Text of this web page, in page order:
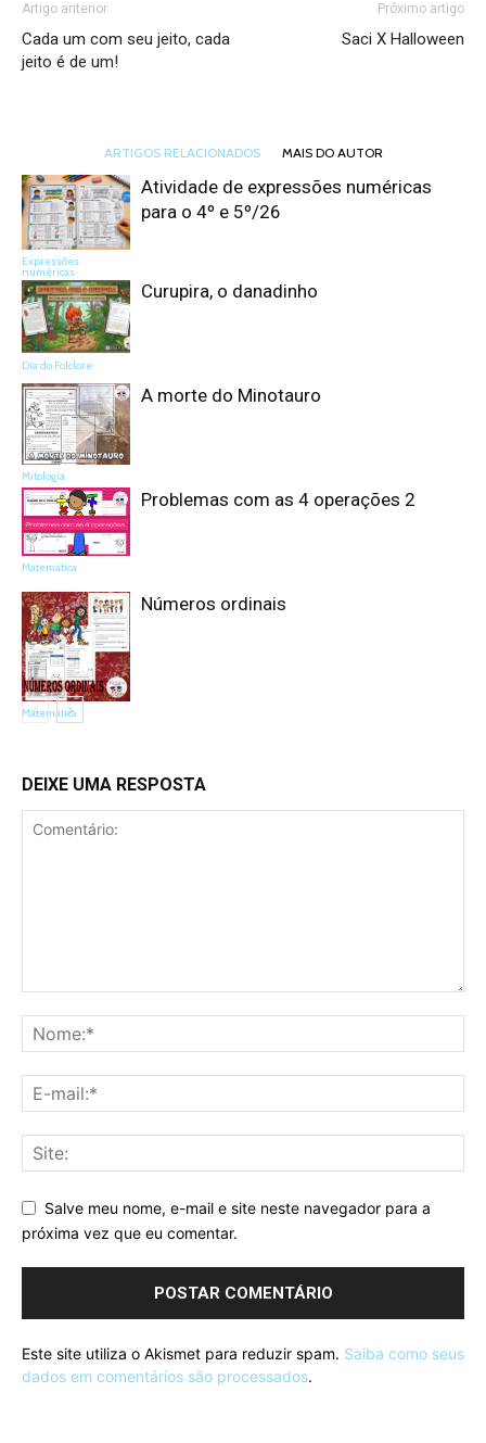
Artigo anterior
Cada um com seu jeito, cada
jeito é de um!
Próximo artigo
Saci X Halloween
ARTIGOS RELACIONADOS MAIS DO AUTOR
Expressões
numéricas
Atividade de expressões numéricas
para o 4º e 5º/26
Dia do Folclore
Curupira, o danadinho
Mitologia
A morte do Minotauro
Matemática
Problemas com as 4 operações 2
Matemática
Números ordinais
DEIXE UMA RESPOSTA
Salve meu nome, e-mail e site neste navegador para a
próxima vez que eu comentar.
Este site utiliza o Akismet para reduzir spam. Saiba como seus
dados em comentários são processados.